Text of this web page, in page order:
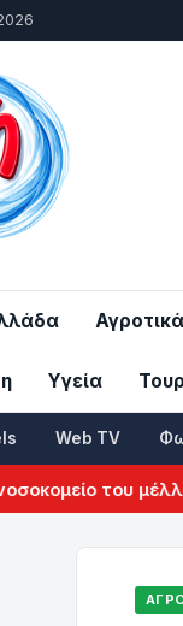
Αγροτικά
Υγεία
Web TV
του